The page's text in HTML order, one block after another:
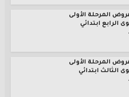
المرحلة الأولى
الرابع ابتدائي
المرحلة الأولى
الثالث ابتدائي